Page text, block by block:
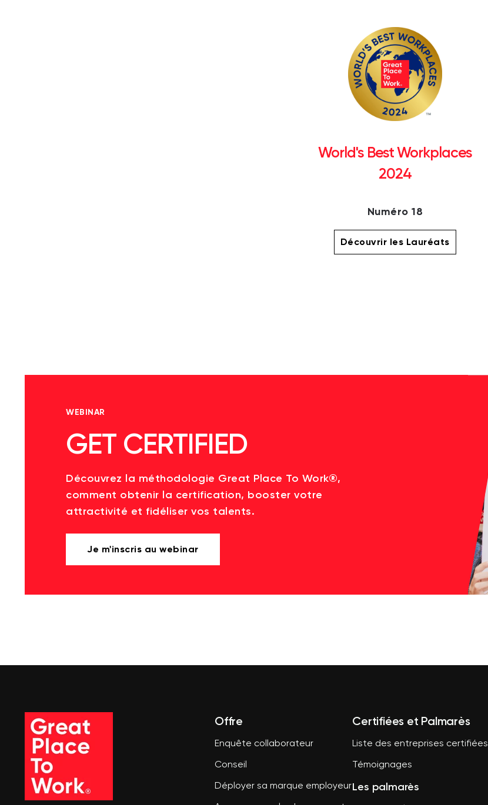
World's Best Workplaces
2024
Numéro 18
Découvrir les Lauréats
WEBINAR
GET CERTIFIED
Découvrez la méthodologie Great Place To Work®,
comment obtenir la certification, booster votre
attractivité et fidéliser vos talents.
Je m'inscris au webinar
Offre
Enquête collaborateur
Conseil
Déployer sa marque employeur
Certifiées et Palmarès
Liste des entreprises certifiées
Témoignages
Les palmarès